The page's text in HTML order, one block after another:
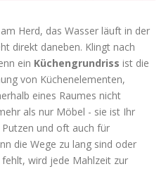
Herd, das Wasser läuft in der
direkt daneben. Klingt nach
ein Küchengrundriss ist die
von Küchenelementen,
eines Raumes nicht
als nur Möbel - sie ist Ihr
und oft auch für
die Wege zu lang sind oder
wird jede Mahlzeit zur